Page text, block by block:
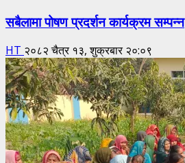
सबैलामा पोषण प्रदर्शन कार्यक्रम सम्पन्न
HT २०८२ चैत्र १३, शुक्रबार २०:०९